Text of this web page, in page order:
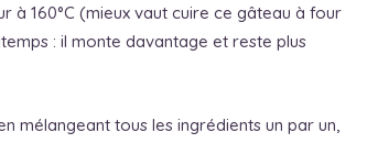
à 160°C (mieux vaut cuire ce gâteau à four
: il monte davantage et reste plus
mélangeant tous les ingrédients un par un,